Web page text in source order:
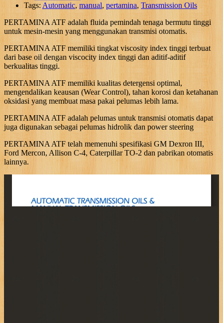
Tags: Automatic,manual, pertamina, Transmission Oils
PERTAMINA ATF adalah fluida pemindah tenaga bermutu tinggi
untuk mesin-mesin yang menggunakan transmisi otomatis.
PERTAMINA ATF memiliki tingkat viscosity index tinggi terbuat
dari base oil dengan viscocity index tinggi dan aditif-aditif
berkualitas tinggi.
PERTAMINA ATF memiliki kualitas detergensi optimal,
mengendalikan keausan (Wear Control), tahan korosi dan ketahanan
oksidasi yang membuat masa pakai pelumas lebih lama.
PERTAMINA ATF adalah pelumas untuk transmisi otomatis dapat
juga digunakan sebagai pelumas hidrolik dan power steering
PERTAMINA ATF telah memenuhi spesifikasi GM Dexron III,
Ford Mercon, Allison C-4, Caterpillar TO-2 dan pabrikan otomatis
lainnya.